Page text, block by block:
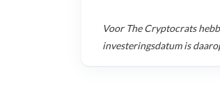
Voor The Cryptocrats
investeringsdatum is